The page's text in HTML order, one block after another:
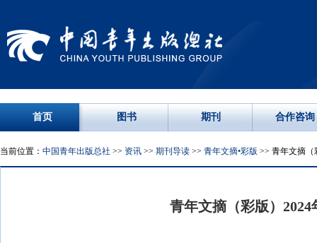
首页 图书 期刊 合作咨询
当前位置： 中国青年出版总社 >> 资讯 >> 期刊导读 >> 青年文摘•彩版 >> 青年文摘（
青年文摘（彩版）2024